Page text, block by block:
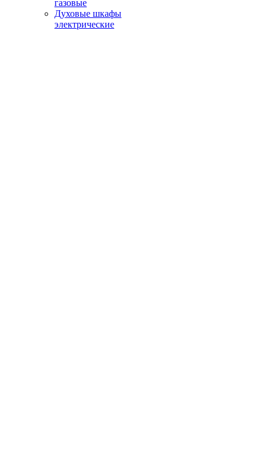
газовые
Духовые шкафы
электрические